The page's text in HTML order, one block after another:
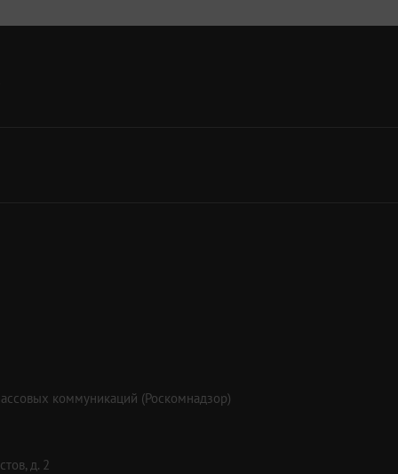
коммуникаций (Роскомнадзор)
д. 2